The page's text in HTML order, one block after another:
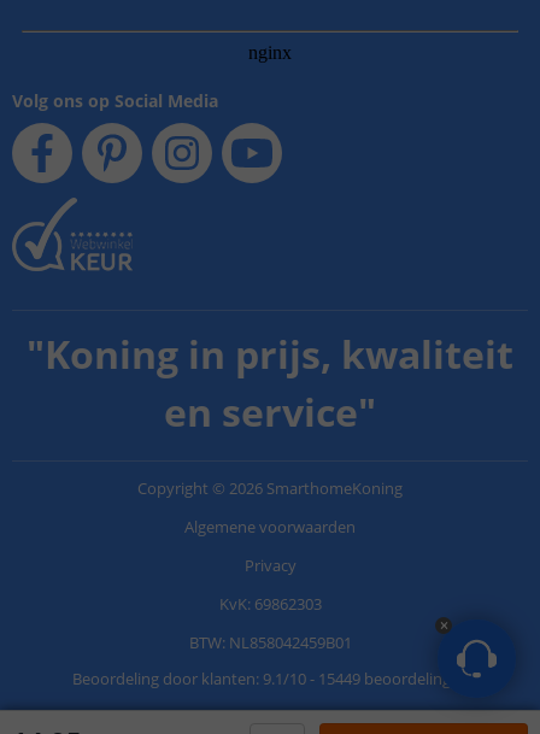
Volg ons op Social Media
"Koning in prijs, kwaliteit
en service"
Copyright © 2026 SmarthomeKoning
Algemene voorwaarden
Privacy
KvK: 69862303
BTW: NL858042459B01
Beoordeling door klanten: 9.1/10- 15449 beoordelingen